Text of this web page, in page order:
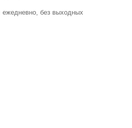
без выходных